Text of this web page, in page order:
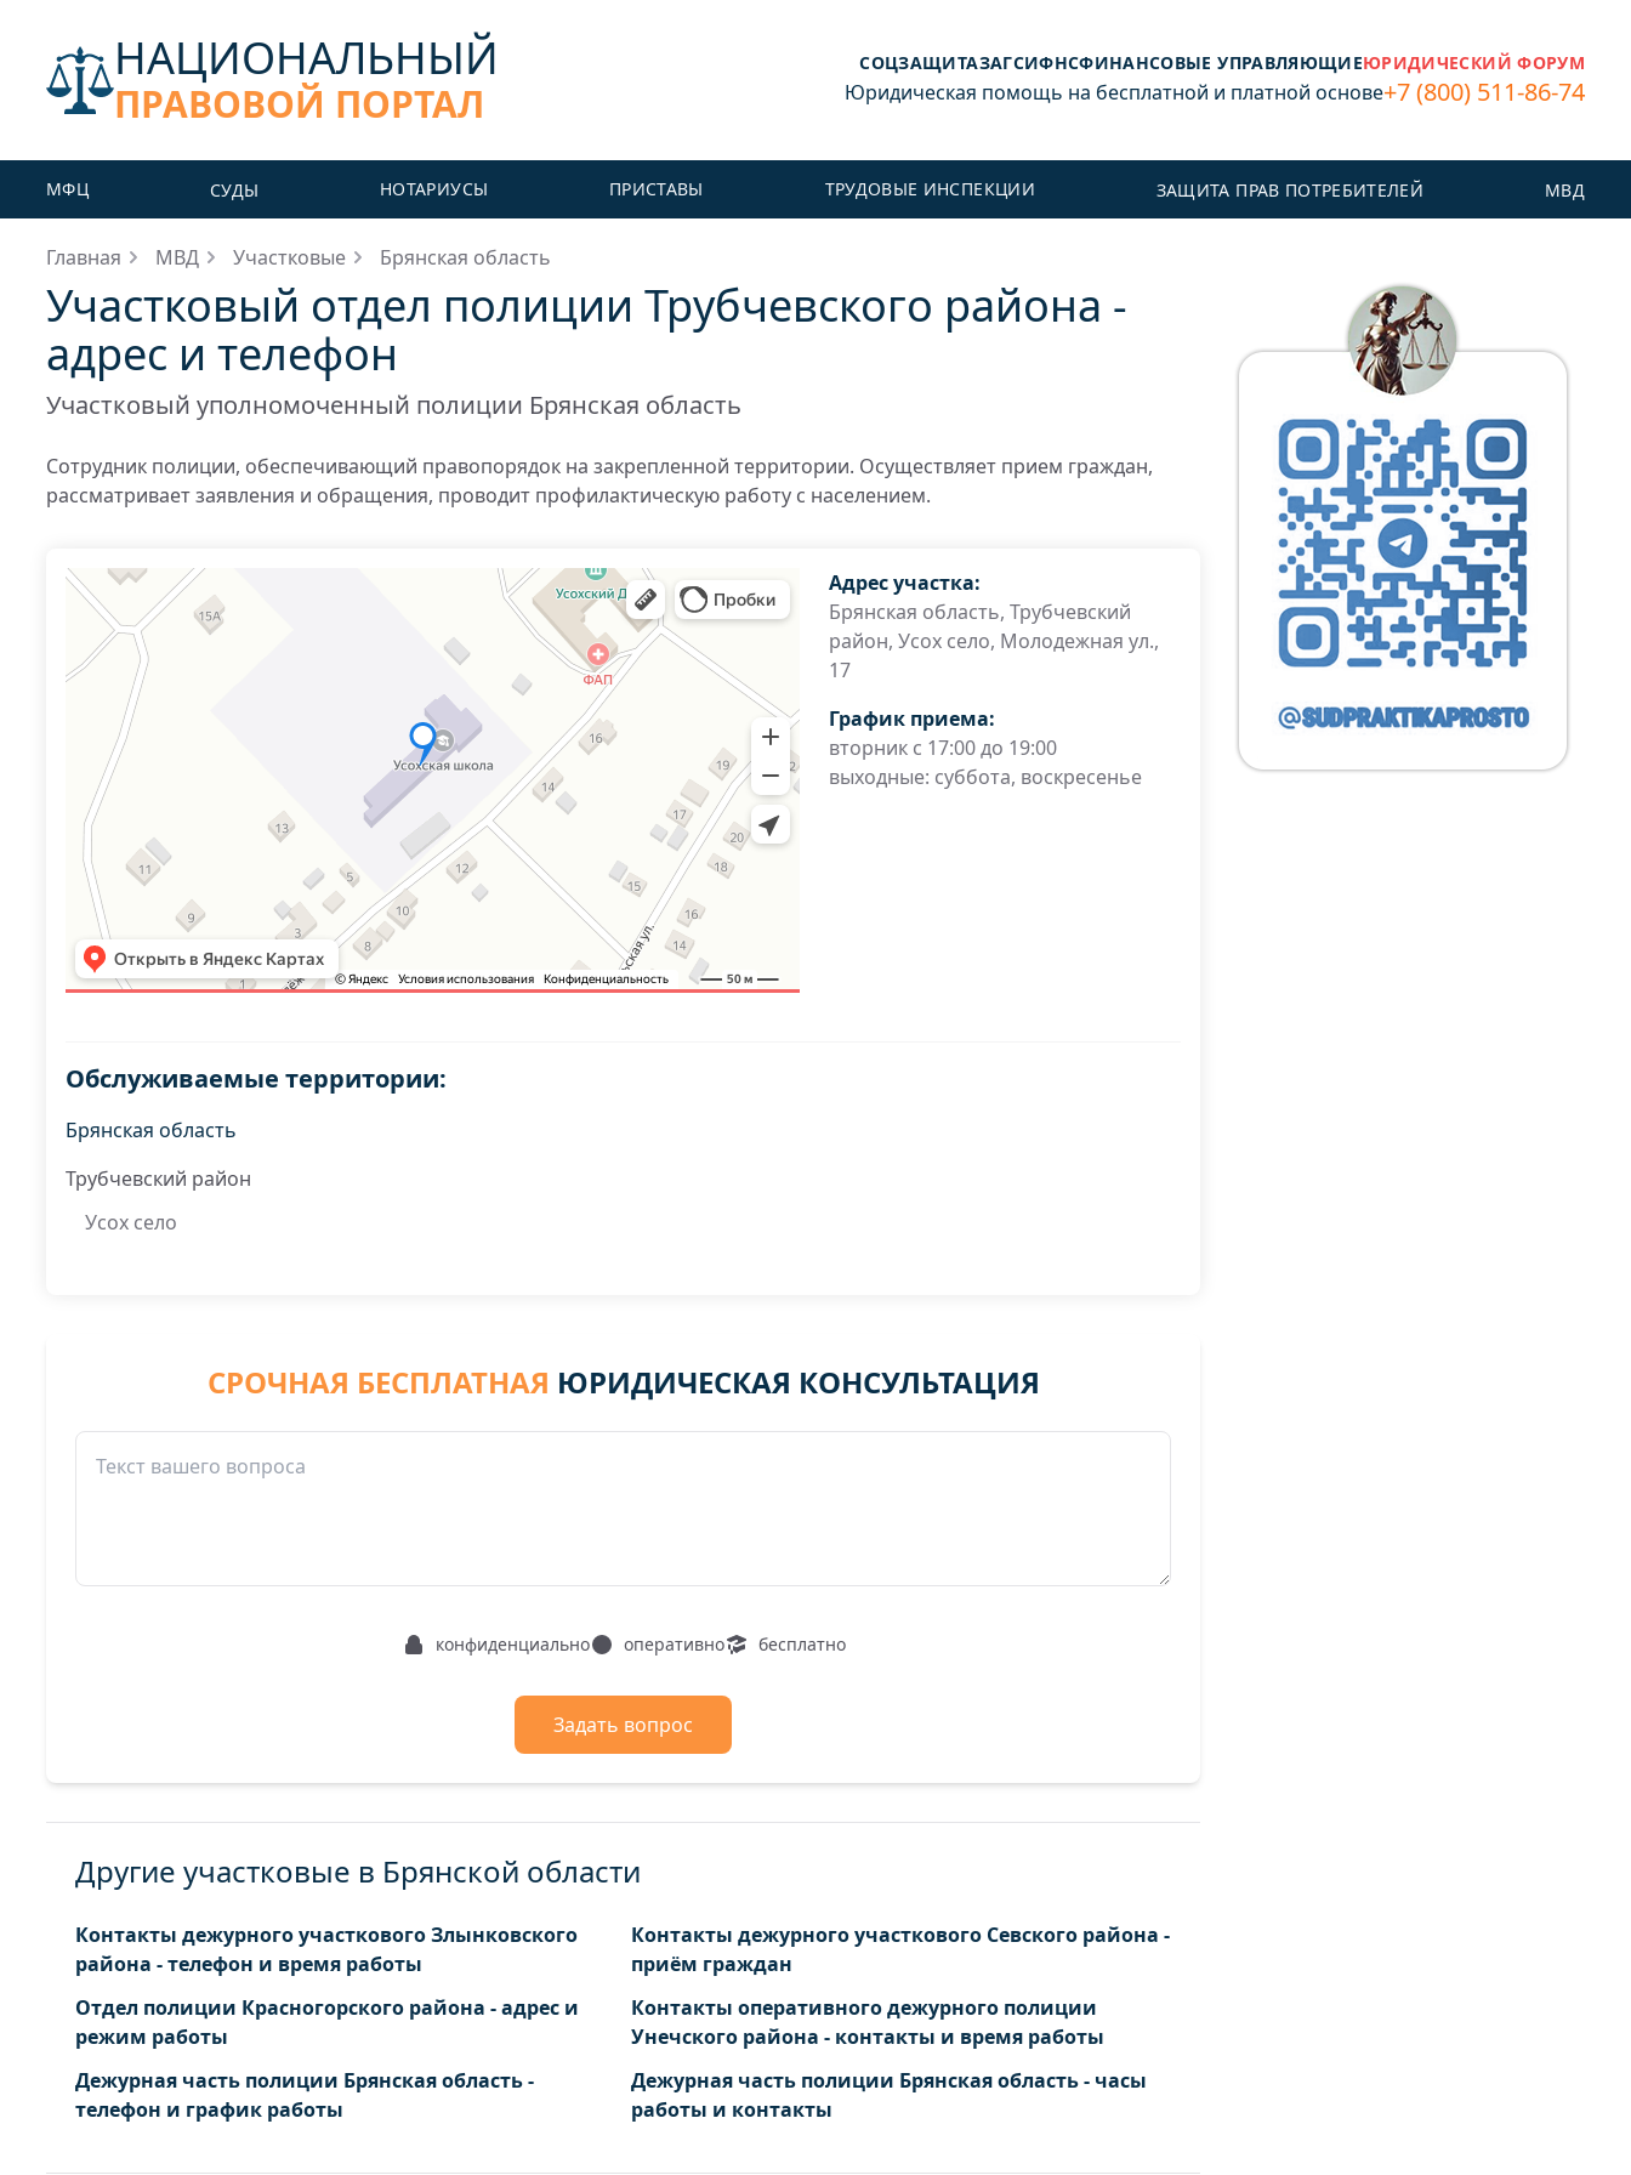
НАЦИОНАЛЬНЫЙ
ПРАВОВОЙ ПОРТАЛ
СОЦЗАЩИТАЗАГСИФНСФИНАНСОВЫЕ УПРАВЛЯЮЩИЕЮРИДИЧЕСКИЙ ФОРУМ
Юридическая помощь на бесплатной и платной основе+7 (800) 511-86-74
МФЦ СУДЫ НОТАРИУСЫ ПРИСТАВЫ ТРУДОВЫЕ ИНСПЕКЦИИ ЗАЩИТА ПРАВ ПОТРЕБИТЕЛЕЙ МВД
Главная МВД Участковые Брянская область
Участковый отдел полиции Трубчевского района -
адрес и телефон
Участковый уполномоченный полиции Брянская область
Сотрудник полиции, обеспечивающий правопорядок на закрепленной территории. Осуществляет прием граждан,
рассматривает заявления и обращения, проводит профилактическую работу с населением.
Адрес участка:
Брянская область, Трубчевский
район, Усох село, Молодежная ул.,
17
График приема:
вторник с 17:00 до 19:00
выходные: суббота, воскресенье
Обслуживаемые территории:
Брянская область
Трубчевский район
Усох село
СРОЧНАЯ БЕСПЛАТНАЯ ЮРИДИЧЕСКАЯ КОНСУЛЬТАЦИЯ
конфиденциально оперативно бесплатно
Задать вопрос
Другие участковые в Брянской области
Контакты дежурного участкового Злынковского
района - телефон и время работы
Контакты дежурного участкового Севского района -
приём граждан
Отдел полиции Красногорского района - адрес и
режим работы
Контакты оперативного дежурного полиции
Унечского района - контакты и время работы
Дежурная часть полиции Брянская область -
телефон и график работы
Дежурная часть полиции Брянская область - часы
работы и контакты